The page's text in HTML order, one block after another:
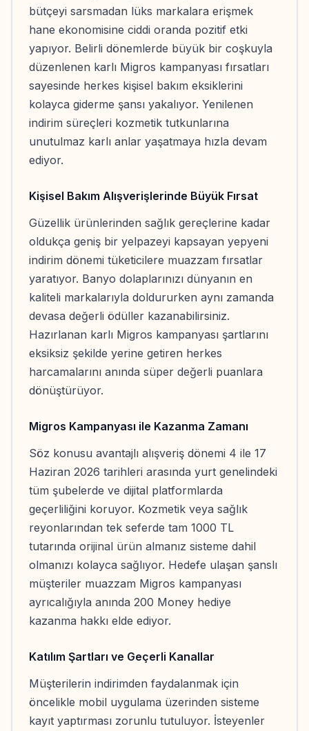
bütçeyi sarsmadan lüks markalara erişmek
hane ekonomisine ciddi oranda pozitif etki
yapıyor. Belirli dönemlerde büyük bir coşkuyla
düzenlenen karlı Migros kampanyası fırsatları
sayesinde herkes kişisel bakım eksiklerini
kolayca giderme şansı yakalıyor. Yenilenen
indirim süreçleri kozmetik tutkunlarına
unutulmaz karlı anlar yaşatmaya hızla devam
ediyor.
Kişisel Bakım Alışverişlerinde Büyük Fırsat
Güzellik ürünlerinden sağlık gereçlerine kadar
oldukça geniş bir yelpazeyi kapsayan yepyeni
indirim dönemi tüketicilere muazzam fırsatlar
yaratıyor. Banyo dolaplarınızı dünyanın en
kaliteli markalarıyla doldururken aynı zamanda
devasa değerli ödüller kazanabilirsiniz.
Hazırlanan karlı Migros kampanyası şartlarını
eksiksiz şekilde yerine getiren herkes
harcamalarını anında süper değerli puanlara
dönüştürüyor.
Migros Kampanyası ile Kazanma Zamanı
Söz konusu avantajlı alışveriş dönemi 4 ile 17
Haziran 2026 tarihleri arasında yurt genelindeki
tüm şubelerde ve dijital platformlarda
geçerliliğini koruyor. Kozmetik veya sağlık
reyonlarından tek seferde tam 1000 TL
tutarında orijinal ürün almanız sisteme dahil
olmanızı kolayca sağlıyor. Hedefe ulaşan şanslı
müşteriler muazzam Migros kampanyası
ayrıcalığıyla anında 200 Money hediye
kazanma hakkı elde ediyor.
Katılım Şartları ve Geçerli Kanallar
Müşterilerin indirimden faydalanmak için
öncelikle mobil uygulama üzerinden sisteme
kayıt yaptırması zorunlu tutuluyor. İsteyenler